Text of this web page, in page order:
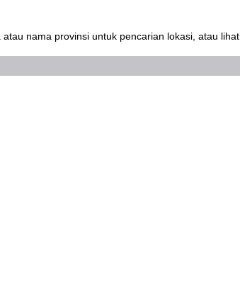
nama provinsi untuk pencarian lokasi, atau lihat